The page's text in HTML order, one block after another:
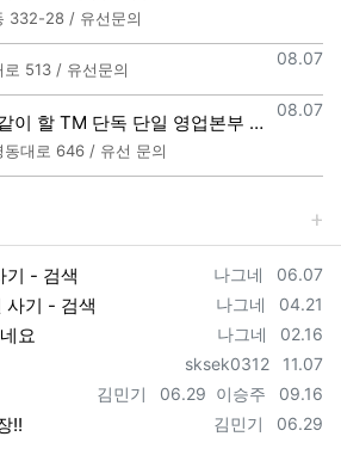
332-28 / 유선문의
등록일
08.07
513 / 유선문의
등록일
08.07
"서울 수도권 현장"을 같이 할 TM 단독 단일 영업본부 팀 선착순 모집
대로 646 / 유선 문의
등록자
나그네 등록일
06.07
기 - 검색
등록자
나그네 등록일
04.21
사기 - 검색
등록자
나그네 등록일
02.16
요
등록자
sksek0312 등록일
11.07
등록자
이승주 등록일
09.16
등록자
김민기 등록일
06.29
등록자
김민기 등록일
06.29
!!